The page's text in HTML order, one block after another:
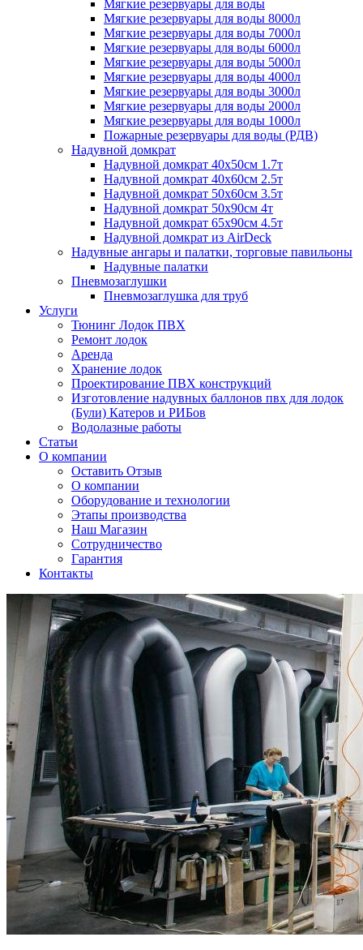
Мягкие резервуары для воды
Мягкие резервуары для воды 8000л
Мягкие резервуары для воды 7000л
Мягкие резервуары для воды 6000л
Мягкие резервуары для воды 5000л
Мягкие резервуары для воды 4000л
Мягкие резервуары для воды 3000л
Мягкие резервуары для воды 2000л
Мягкие резервуары для воды 1000л
Пожарные резервуары для воды (РДВ)
Надувной домкрат
Надувной домкрат 40х50см 1.7т
Надувной домкрат 40х60см 2.5т
Надувной домкрат 50х60см 3.5т
Надувной домкрат 50х90см 4т
Надувной домкрат 65х90см 4.5т
Надувной домкрат из AirDeck
Надувные ангары и палатки, торговые павильоны
Надувные палатки
Пневмозаглушки
Пневмозаглушка для труб
Услуги
Тюнинг Лодок ПВХ
Ремонт лодок
Аренда
Хранение лодок
Проектирование ПВХ конструкций
Изготовление надувных баллонов пвх для лодок
(Були) Катеров и РИБов
Водолазные работы
Статьи
О компании
Оставить Отзыв
О компании
Оборудование и технологии
Этапы производства
Наш Магазин
Сотрудничество
Гарантия
Контакты